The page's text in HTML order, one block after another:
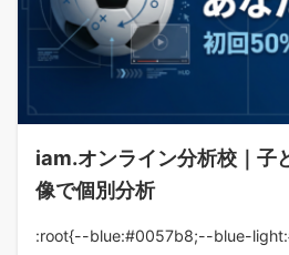
iam.オンライン分析校｜子
像で個別分析
:root{--blue:#0057b8;--blue-